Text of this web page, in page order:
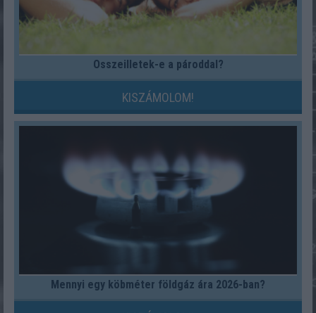
Összeilletek-e a pároddal?
KISZÁMOLOM!
Mennyi egy köbméter földgáz ára 2026-ban?